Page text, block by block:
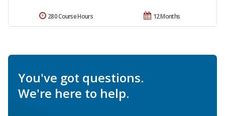
12 Months
280 Course Hours
You've got questions.
We're here to help.